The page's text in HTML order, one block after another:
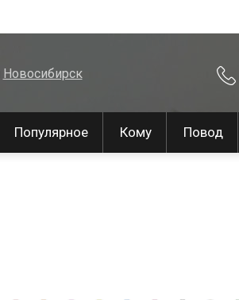
Новосибирск
Популярное Кому Повод